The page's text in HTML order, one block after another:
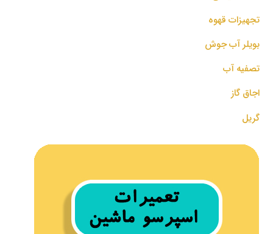
تجهیزات قهوه
بویلر آب جوش
تصفیه آب
اجاق گاز
گریل